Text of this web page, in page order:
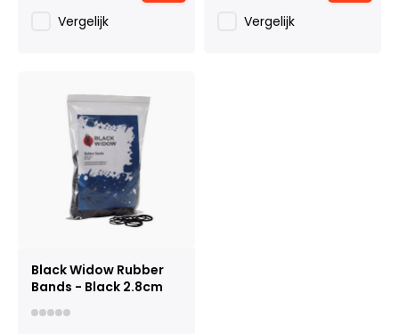
Vergelijk Vergelijk
Black Widow Rubber
Bands - Black 2.8cm